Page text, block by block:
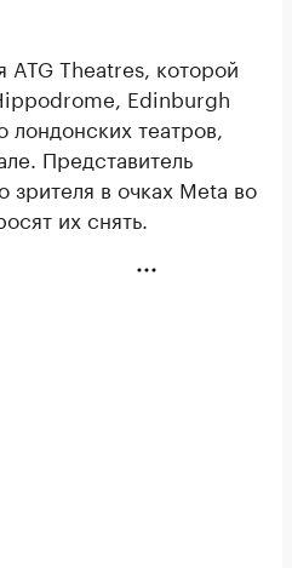
ATG Theatres, которой
Edinburgh
лондонских театров,
Представитель
зрителя в очках Meta во
их снять.